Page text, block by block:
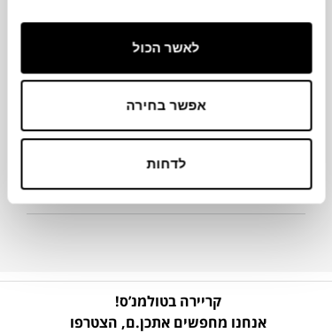
לאשר הכול
אפשר בחירה
לדחות
מידע על חומרים
מק"ט
פרטים נוספים
ניקיון ותחזוקה
קריירה בטולמנ’ס!
אנחנו מחפשים אתכן.ם, הצטרפו